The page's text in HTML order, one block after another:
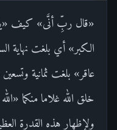
«قال ربِّ أنَّى» كيف
الكبر» أي بلغت نهاية
عاقر» بلغت ثمانية
خلق الله غلاما منكما
ولإظهار هذه القدرة